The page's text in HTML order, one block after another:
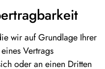
wir auf Grundlage Ihrer
Vertrags
oder an einen Dritten